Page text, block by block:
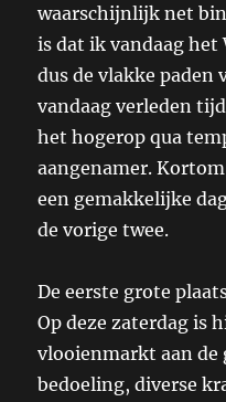
waarschijnlijk net
is dat ik vandaag
dus de vlakke
vandaag verleden
het hogerop qua
aangenamer.
een gemakkelijke
de vorige twee.
De eerste grote
Op deze zaterdag is
vlooienmarkt aan de
bedoeling, diverse